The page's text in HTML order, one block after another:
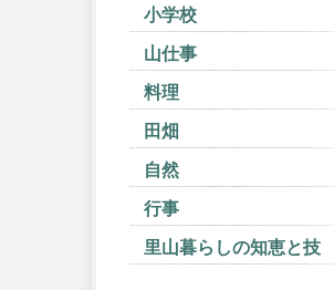
小学校
山仕事
料理
田畑
自然
行事
里山暮らしの知恵と技